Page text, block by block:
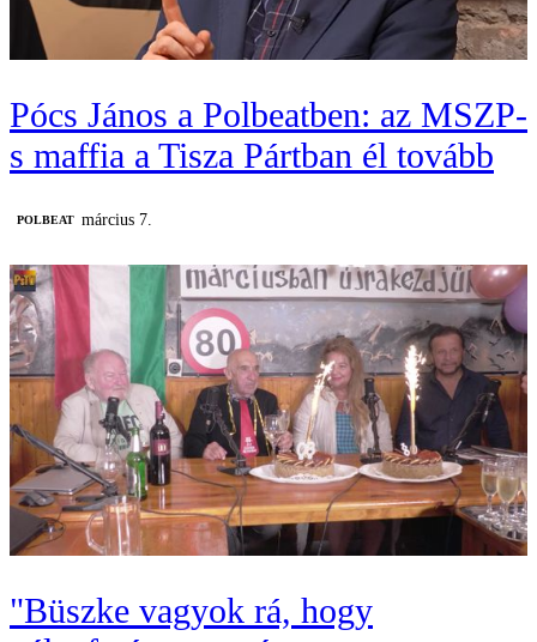
Pócs János a Polbeatben: az MSZP-
s maffia a Tisza Pártban él tovább
‎POLBEAT március 7.
"Büszke vagyok rá, hogy